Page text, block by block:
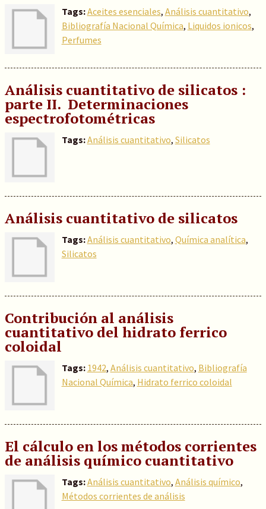
Tags:Aceites esenciales, Análisis cuantitativo,
Bibliografía Nacional Química, Liquidos ionicos,
Perfumes
Análisis cuantitativo de silicatos :
parte II. Determinaciones
espectrofotométricas
Tags:Análisis cuantitativo, Silicatos
Análisis cuantitativo de silicatos
Tags:Análisis cuantitativo, Química analítica,
Silicatos
Contribución al análisis
cuantitativo del hidrato ferrico
coloidal
Tags: 1942, Análisis cuantitativo, Bibliografía
Nacional Química, Hidrato ferrico coloidal
El cálculo en los métodos corrientes
de análisis químico cuantitativo
Tags:Análisis cuantitativo, Análisis químico,
Métodos corrientes de análisis